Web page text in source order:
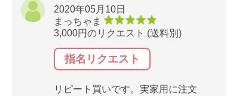
2020年05月10日
まっちゃま
3,000円のリクエスト (送料別)
指名リクエスト
リピート買いです。実家用に注文